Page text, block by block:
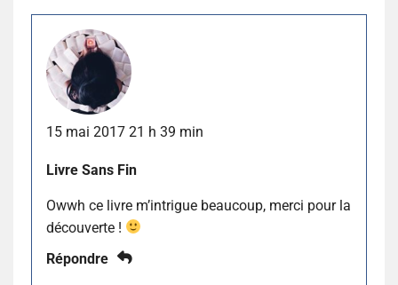
15 mai 2017 21 h 39 min
Livre Sans Fin
Owwh ce livre m’intrigue beaucoup, merci pour la
découverte !
Répondre